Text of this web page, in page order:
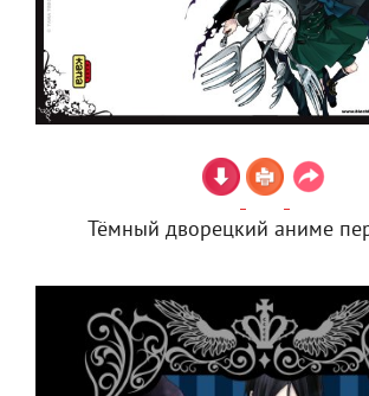
Тёмный дворецкий аниме